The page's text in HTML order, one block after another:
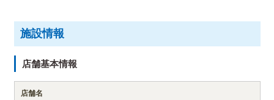
施設情報
店舗基本情報
店舗名